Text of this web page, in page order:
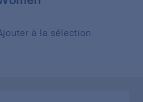
à la sélection